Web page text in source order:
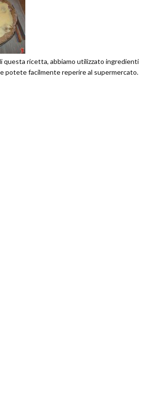
questa ricetta, abbiamo utilizzato ingredienti
potete facilmente reperire al supermercato.